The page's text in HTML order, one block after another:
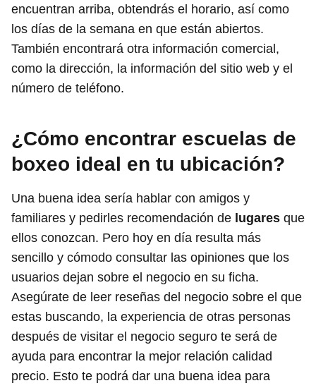
encuentran arriba, obtendrás el horario, así como
los días de la semana en que están abiertos.
También encontrará otra información comercial,
como la dirección, la información del sitio web y el
número de teléfono.
¿Cómo encontrar escuelas de
boxeo ideal en tu ubicación?
Una buena idea sería hablar con amigos y
familiares y pedirles recomendación de lugares que
ellos conozcan. Pero hoy en día resulta más
sencillo y cómodo consultar las opiniones que los
usuarios dejan sobre el negocio en su ficha.
Asegúrate de leer reseñas del negocio sobre el que
estas buscando, la experiencia de otras personas
después de visitar el negocio seguro te será de
ayuda para encontrar la mejor relación calidad
precio. Esto te podrá dar una buena idea para